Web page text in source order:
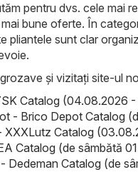
pentru dvs. cele mai
bune oferte. În
pliantele sunt clar
și vizitați site-ul
Catalog (04.08.2026
- Brico Depot Catalog
XXXLutz Catalog
Catalog (de sâmbătă
Dedeman Catalog (de